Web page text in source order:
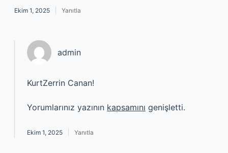
Ekim 1, 2025 Yanıtla
admin
KurtZerrin Canan!
Yorumlarınız yazının kapsamını genişletti.
Ekim 1, 2025 Yanıtla